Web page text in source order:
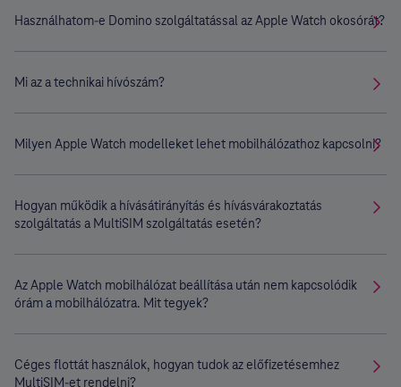
Használhatom-e Domino szolgáltatással az Apple Watch okosórát?
Mi az a technikai hívószám?
Milyen Apple Watch modelleket lehet mobilhálózathoz kapcsolni?
Hogyan működik a hívásátirányítás és hívásvárakoztatás
szolgáltatás a MultiSIM szolgáltatás esetén?
Az Apple Watch mobilhálózat beállítása után nem kapcsolódik
órám a mobilhálózatra. Mit tegyek?
Céges flottát használok, hogyan tudok az előfizetésemhez
MultiSIM-et rendelni?